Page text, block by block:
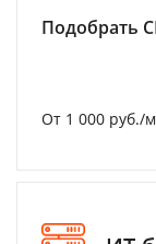
Подобрать
От 1 000 руб./